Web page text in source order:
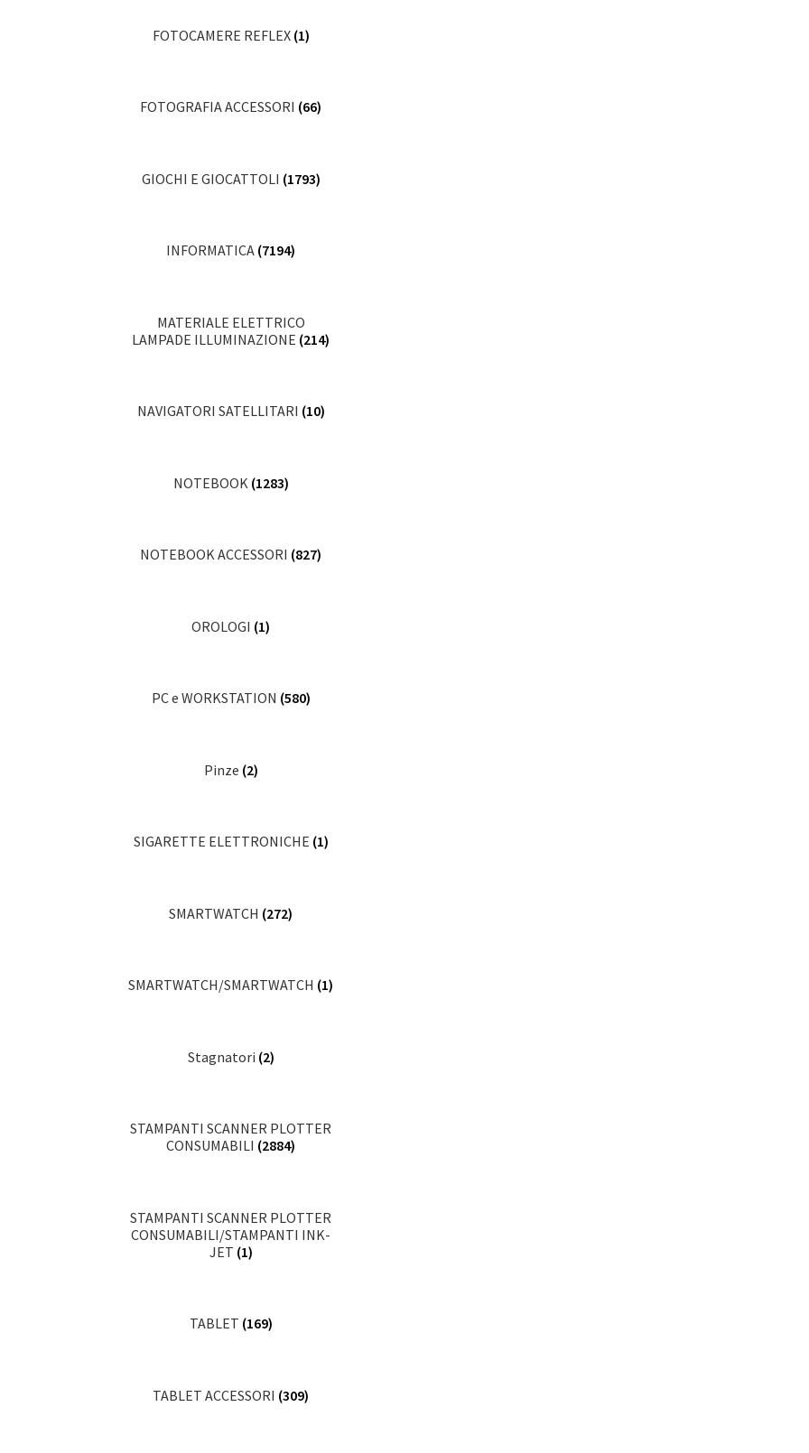
FOTOCAMERE REFLEX (1)
FOTOGRAFIA ACCESSORI (66)
GIOCHI E GIOCATTOLI (1793)
INFORMATICA (7194)
MATERIALE ELETTRICO
LAMPADE ILLUMINAZIONE (214)
NAVIGATORI SATELLITARI (10)
NOTEBOOK (1283)
NOTEBOOK ACCESSORI (827)
OROLOGI (1)
PC e WORKSTATION (580)
Pinze (2)
SIGARETTE ELETTRONICHE (1)
SMARTWATCH (272)
SMARTWATCH/SMARTWATCH (1)
Stagnatori (2)
STAMPANTI SCANNER PLOTTER
CONSUMABILI (2884)
STAMPANTI SCANNER PLOTTER
CONSUMABILI/STAMPANTI INK-
JET (1)
TABLET (169)
TABLET ACCESSORI (309)